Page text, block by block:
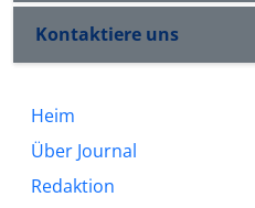
Kontaktiere uns
Heim
Über Journal
Redaktion